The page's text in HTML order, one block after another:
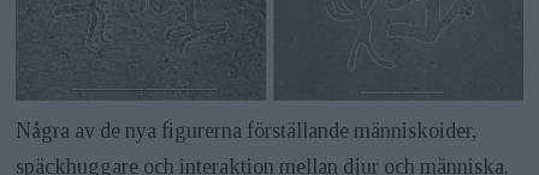
Några av de nya figurerna förställande människoider,
späckhuggare och interaktion mellan djur och människa.